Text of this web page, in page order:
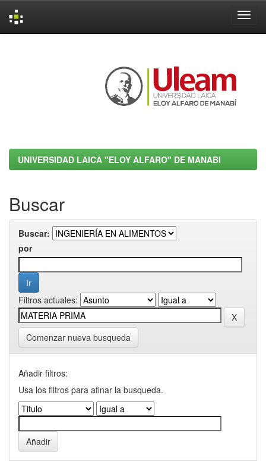
UNIVERSIDAD LAICA "ELOY ALFARO" DE MANABI
Buscar
Buscar:
por
Filtros actuales:
Comenzar nueva busqueda
Añadir filtros:
Usa los filtros para afinar la busqueda.